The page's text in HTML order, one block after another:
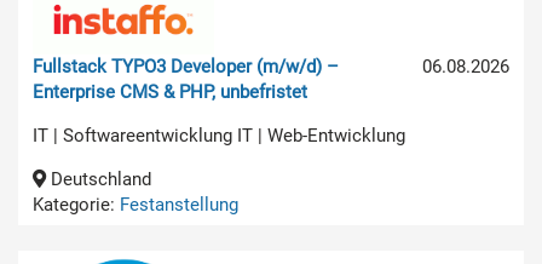
06.08.2026
Fullstack TYPO3 Developer (m/w/d) –
Enterprise CMS & PHP, unbefristet
IT | Softwareentwicklung IT | Web-Entwicklung
Deutschland
Kategorie: Festanstellung